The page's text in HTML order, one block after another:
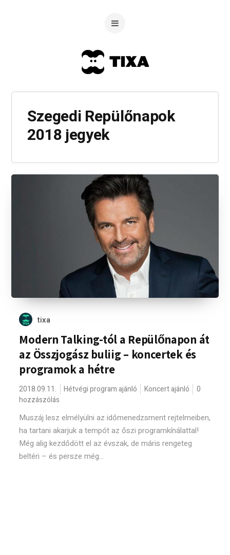
Szegedi Repülőnapok
2018 jegyek
tixa
Modern Talking-tól a Repülőnapon át
az Összjogász buliig – koncertek és
programok a hétre
2018.09.11. Hétvégi program ajánló Koncert ajánló
0
hozzászólás
Muszáj lesz elmélyülni az időmenedzsment rejtelmeiben,
ha tartani akarjuk a tempót az őszi programkínálattal!
Még alig kezdődött el az évszak, de máris rengeteg
beltéri – és persze még...